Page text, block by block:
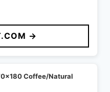
kr..
→
Coffee/Natural